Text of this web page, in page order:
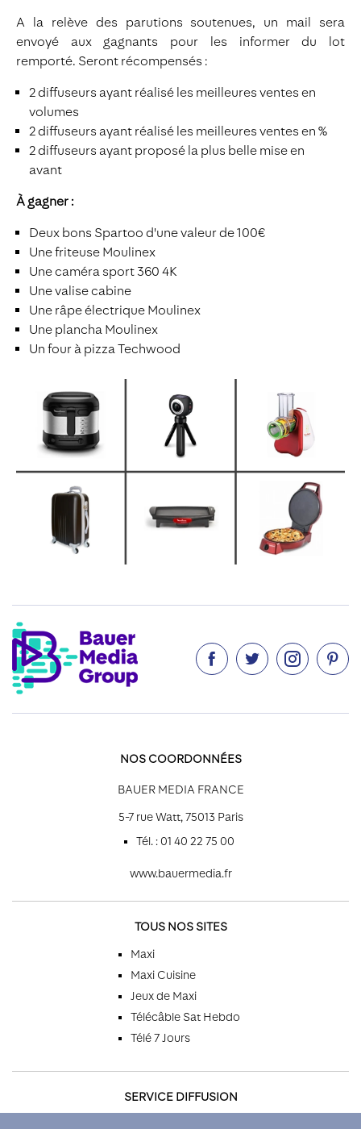
A la relève des parutions soutenues, un mail sera
envoyé aux gagnants pour les informer du lot
remporté. Seront récompensés :
2 diffuseurs ayant réalisé les meilleures ventes en
volumes
2 diffuseurs ayant réalisé les meilleures ventes en %
2 diffuseurs ayant proposé la plus belle mise en
avant ​​​​​
À gagner :
Deux bons Spartoo d'une valeur de 100€
Une friteuse Moulinex
Une caméra sport 360 4K
Une valise cabine
Une râpe électrique Moulinex
Une plancha Moulinex
Un four à pizza Techwood
   
NOS COORDONNÉES
BAUER MEDIA FRANCE
5-7 rue Watt, 75013 Paris
Tél. : 01 40 22 75 00
www.bauermedia.fr
TOUS NOS SITES
Maxi
Maxi Cuisine
Jeux de Maxi
Télécâble Sat Hebdo
Télé 7 Jours
SERVICE DIFFUSION